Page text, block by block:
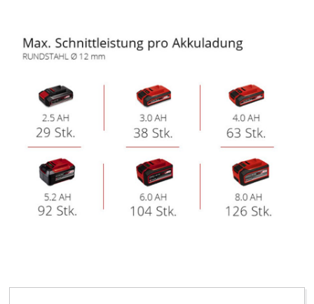
Wir benötigen deine Zustimmung, um
Google Maps laden zu können!
This content is not permitted to load due
visitor. The website owner needs to setup
the site with their CMP to add this content
to the list of technologies used.